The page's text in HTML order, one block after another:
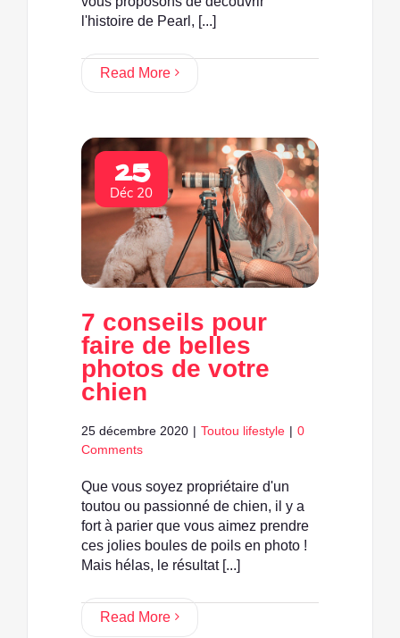
l'histoire de Pearl, [...]
Read More
25
Déc 20
7 conseils pour
faire de belles
photos de votre
chien
25 décembre 2020 | Toutou lifestyle | 0
Comments
Que vous soyez propriétaire d'un
toutou ou passionné de chien, il y a
fort à parier que vous aimez prendre
ces jolies boules de poils en photo !
Mais hélas, le résultat [...]
Read More